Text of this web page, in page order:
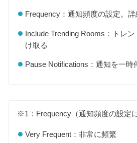
Frequency：通知頻度の設定。
Include Trending Rooms：トレ
け取る
Pause Notifications：通知を一時
※1：Frequency（通知頻度の設定
Very Frequent：非常に頻繁